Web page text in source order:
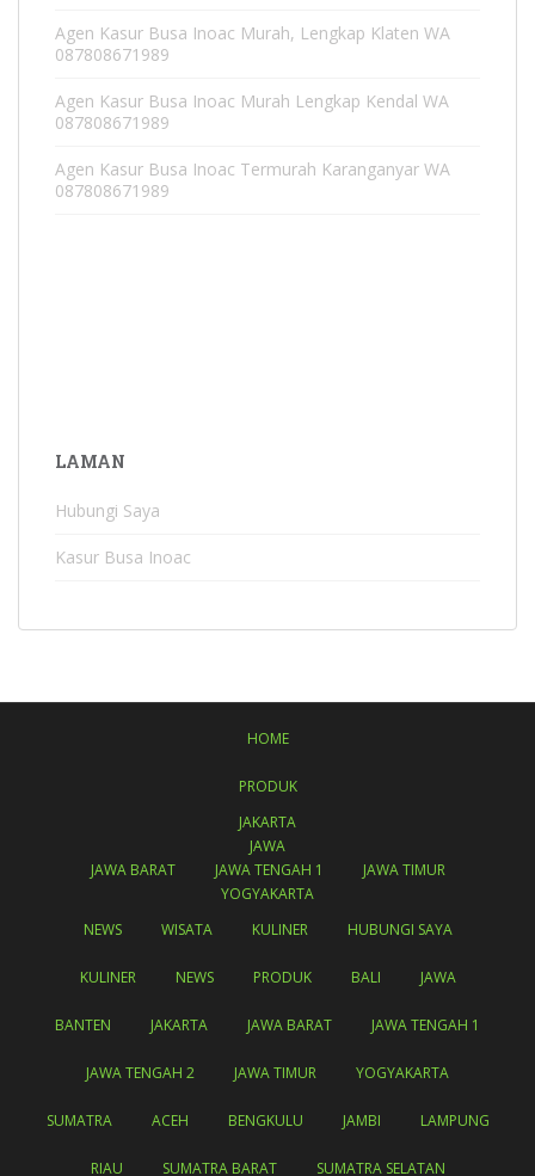
Agen Kasur Busa Inoac Murah, Lengkap Klaten WA
087808671989
Agen Kasur Busa Inoac Murah Lengkap Kendal WA
087808671989
Agen Kasur Busa Inoac Termurah Karanganyar WA
087808671989
LAMAN
Hubungi Saya
Kasur Busa Inoac
HOME
PRODUK
JAKARTA
JAWA
JAWA BARAT
JAWA TENGAH 1
JAWA TIMUR
YOGYAKARTA
NEWS
WISATA KULINER HUBUNGI SAYA
KULINER NEWS PRODUK BALI JAWA
BANTEN JAKARTA JAWA BARAT JAWA TENGAH 1
JAWA TENGAH 2 JAWA TIMUR YOGYAKARTA
SUMATRA ACEH BENGKULU JAMBI LAMPUNG
RIAU SUMATRA BARAT SUMATRA SELATAN